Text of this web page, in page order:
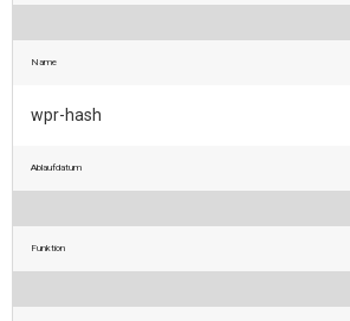
Name
wpr-hash
Ablaufdatum
Funktion